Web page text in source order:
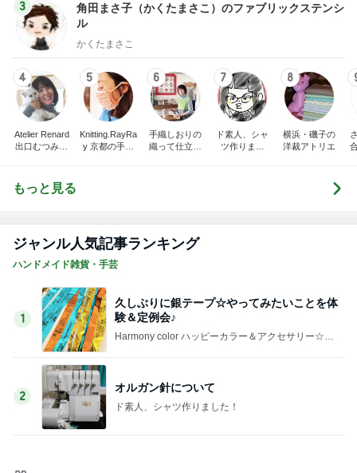
3
角田まさ子（かくたまさこ）のファブリックステンシ
ル
かくたまさこ
4
Atelier Renard
出口むつみの
5
Knitting.RayRa
y 京都の手編
6
手織しおりの
織って仕立て
7
ド素人、シャ
ツ作りまし
8
横浜・磯子の
洋裁アトリエ
もっと見る
ジャンル人気記事ランキング
ハンドメイド雑貨・手芸
1
久しぶりに銀テープ☆やってみたいことを体
験＆定例会♪
Harmony color ハッピーカラー＆アクセサリー☆毎
2
オルガン針について
ド素人、シャツ作りました！